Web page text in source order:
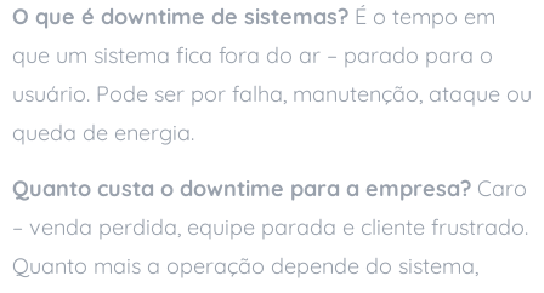
O que é downtime de sistemas? É o tempo em
que um sistema fica fora do ar – parado para o
usuário. Pode ser por falha, manutenção, ataque ou
queda de energia.
Quanto custa o downtime para a empresa? Caro
– venda perdida, equipe parada e cliente frustrado.
Quanto mais a operação depende do sistema,